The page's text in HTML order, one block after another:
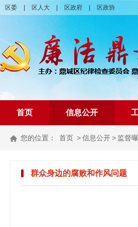
区委 区人大 区政府 区政协
首页 信息公开
您的位置： 首页 >信息公开> 监督
群众身边的腐败和作风问题